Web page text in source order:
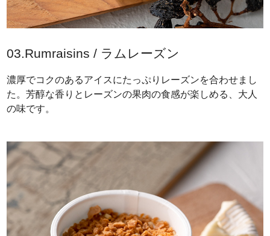
03.Rumraisins / ラムレーズン
濃厚でコクのあるアイスにたっぷりレーズンを合わせまし
た。芳醇な香りとレーズンの果肉の食感が楽しめる、大人
の味です。